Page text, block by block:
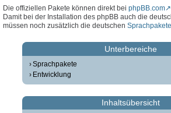
Die offiziellen Pakete können direkt bei phpBB.com
Damit bei der Installation des phpBB auch die
müssen noch zusätzlich die deutschen Sprachpakete
Unterbereiche
Sprachpakete
Entwicklung
Inhaltsübersicht